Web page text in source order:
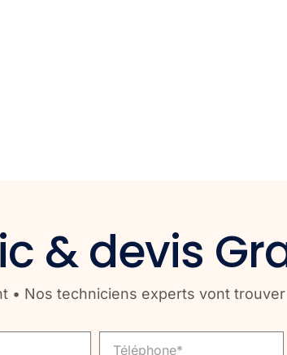
& devis
• Nos techniciens experts vont trouver
Telephone